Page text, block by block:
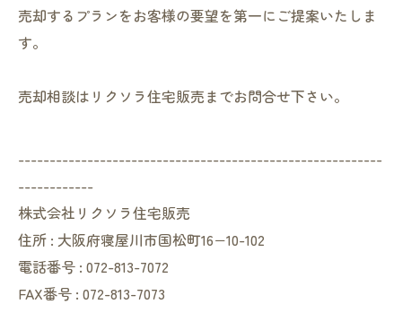
売却するプランをお客様の要望を第一にご提案いたしま
す。
売却相談はリクソラ住宅販売までお問合せ下さい。
----------------------------------------------------------
------------
株式会社リクソラ住宅販売
住所 : 大阪府寝屋川市国松町16−10-102
電話番号 : 072-813-7072
FAX番号 : 072-813-7073